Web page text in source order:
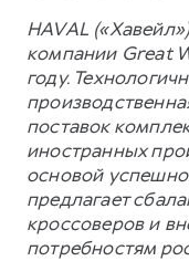
HAVAL
компании Great
году.
поставок
иностранных
основой
предлагает
кроссоверов и
потребностям